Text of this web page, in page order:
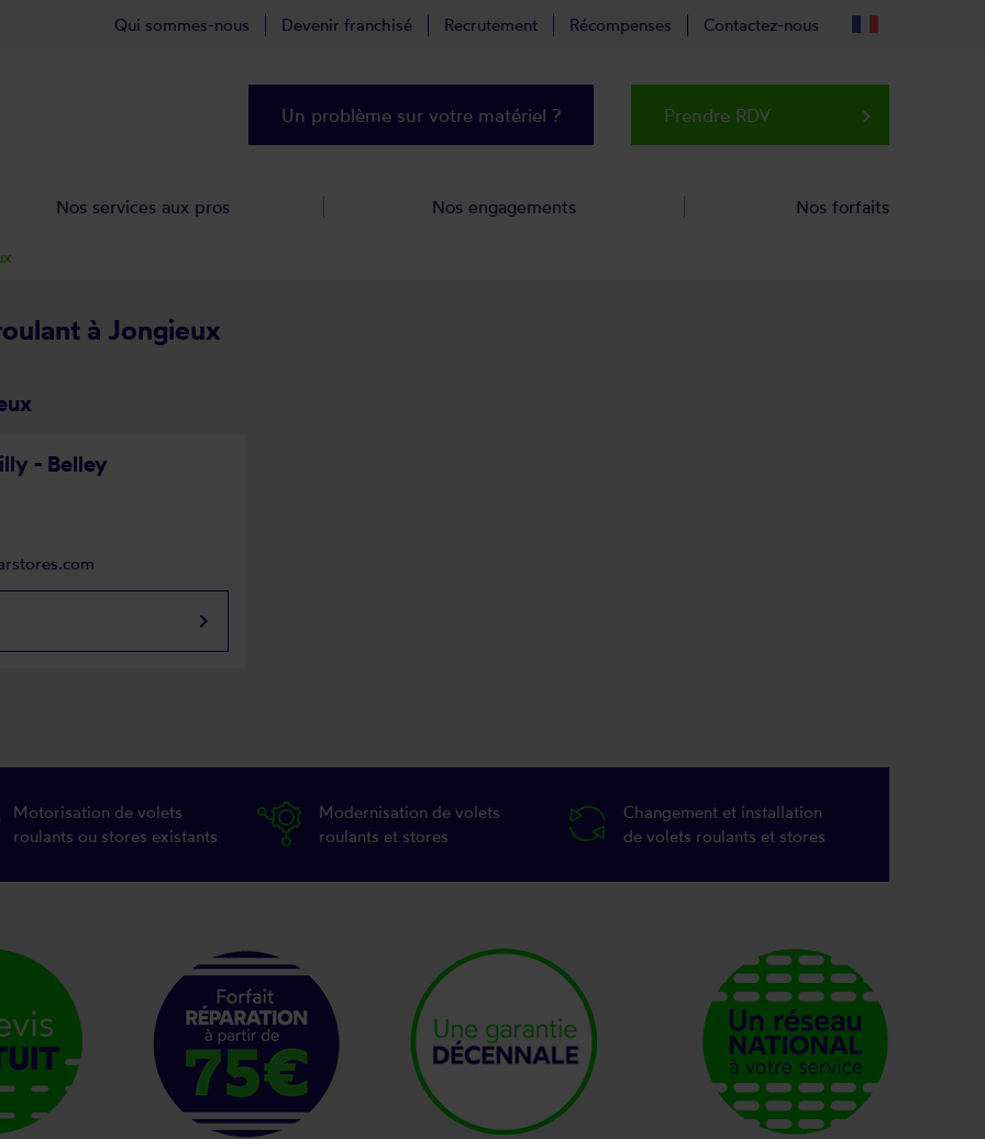
à Jongieux
- Belley
keyboard_arrow_right
Motorisation de volets
roulants ou stores existants
Modernisation de volets
roulants et stores
Changement et installation
de volets roulants et stores
Qui sommes-nous Devenir franchisé Recrutement Récompenses Contactez-nous
Un problème sur votre matériel ? Prendre RDV keyboard_arrow_right
Nos services aux pros Nos engagements Nos forfaits